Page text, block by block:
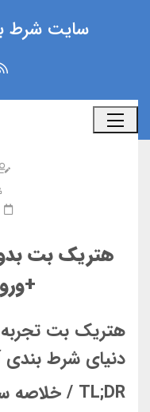
سایت شرط
هتریک بت
هتریک بت
دنیای شرط بندی
TL;DR / خلاصه سریع